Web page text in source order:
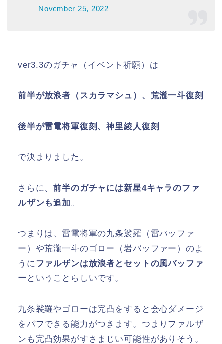
November 25, 2022
ver3.3のガチャ（イベント祈願）は
前半が放浪者（スカラマシュ）、荒瀧一斗復刻
後半が雷電将軍復刻、神里綾人復刻
で決まりました。
さらに、前半のガチャには新星4キャラのファ
ルザンも追加。
つまりは、雷電将軍の九条裟羅（雷バッファ
ー）や荒瀧一斗のゴロー（岩バッファー）のよ
うにファルザンは放浪者とセットの風バッファ
ー ということらしいです。
九条裟羅やゴローは完凸をすると会心ダメージ
をバフできる能力がつきます。つまりファルザ
ンも完凸効果がすさまじい可能性がありそう。